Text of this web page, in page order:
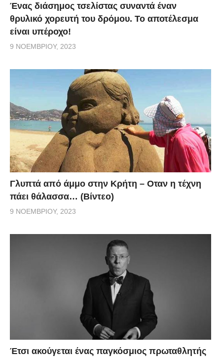
Ένας διάσημος τσελίστας συναντά έναν
θρυλικό χορευτή του δρόμου. Το αποτέλεσμα
είναι υπέροχο!
9 ΝΟΕΜΒΡΊΟΥ, 2023
Γλυπτά από άμμο στην Κρήτη – Οταν η τέχνη
πάει θάλασσα… (Βίντεο)
9 ΝΟΕΜΒΡΊΟΥ, 2023
Έτσι ακούγεται ένας παγκόσμιος πρωταθλητής